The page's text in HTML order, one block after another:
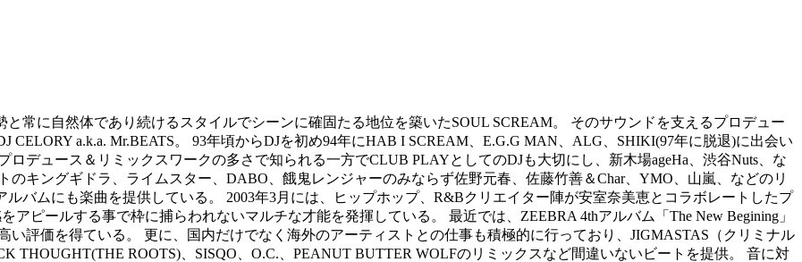
常に自然体であり続けるスタイルでシーンに確固たる地位を築いたSOUL SCREAM。 そのサウンドを支えるプロデュー
a.k.a. Mr.BEATS。 93年頃からDJを初め94年にHAB I SCREAM、E.G.G MAN、ALG、SHIKI(97年に脱退)に出会い
デュース＆リミックスワークの多さで知られる一方でCLUB PLAYとしてのDJも大切にし、新木場ageHa、渋谷Nuts、な
キングギドラ、ライムスター、DABO、餓鬼レンジャーのみならず佐野元春、佐藤竹善＆Char、YMO、山嵐、などのリ
バムにも楽曲を提供している。 2003年3月には、ヒップホップ、R&Bクリエイター陣が安室奈美恵とコラボレートしたプ
アピールする事で枠に捕らわれないマルチな才能を発揮している。 最近では、ZEEBRA 4thアルバム「The New Begining」
い評価を得ている。 更に、国内だけでなく海外のアーティストとの仕事も積極的に行っており、JIGMASTAS（クリミナル
THOUGHT(THE ROOTS)、SISQO、O.C.、PEANUT BUTTER WOLFのリミックスなど間違いないビートを提供。 音に対